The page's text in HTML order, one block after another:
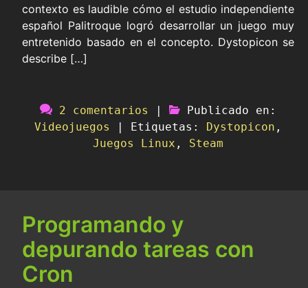
contexto es laudible cómo el estudio independiente
español Palitroque logró desarrollar un juego muy
entretenido basado en el concepto. Dystopicon se
describe […]
2 comentarios |
Publicado en:
Videojuegos
| Etiquetas: Dystopicon ,
Juegos Linux , Steam
Programando y
depurando tareas con
Cron